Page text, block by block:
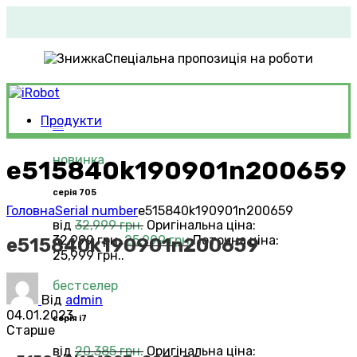
Спеціальна пропозиція на роботи
Продукти
новинка
серія 705
від 32,999грн. Оригінальна ціна:
32,999 грн..25,999грн.Поточна ціна:
25,999 грн..
бестселер
серія i7
від 20,385грн. Оригінальна ціна:
e515840k190901n200659
ГоловнаSerial numbere515840k190901n200659
e515840k190901n200659
Від admin
04.01.2023
Старше